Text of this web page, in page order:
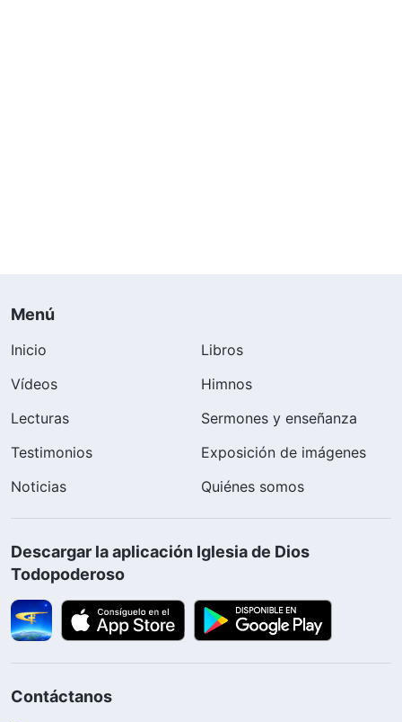
Menú
Inicio
Libros
Vídeos
Himnos
Lecturas
Sermones y enseñanza
Testimonios
Exposición de imágenes
Noticias
Quiénes somos
Descargar la aplicación Iglesia de Dios
Todopoderoso
Contáctanos